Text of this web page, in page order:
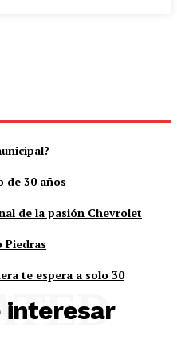
de 30 años
de la pasión Chevrolet
Piedras
te espera a solo 30
interesar